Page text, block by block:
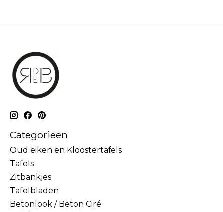
Categorieën
Oud eiken en Kloostertafels
Tafels
Zitbankjes
Tafelbladen
Betonlook / Beton Ciré